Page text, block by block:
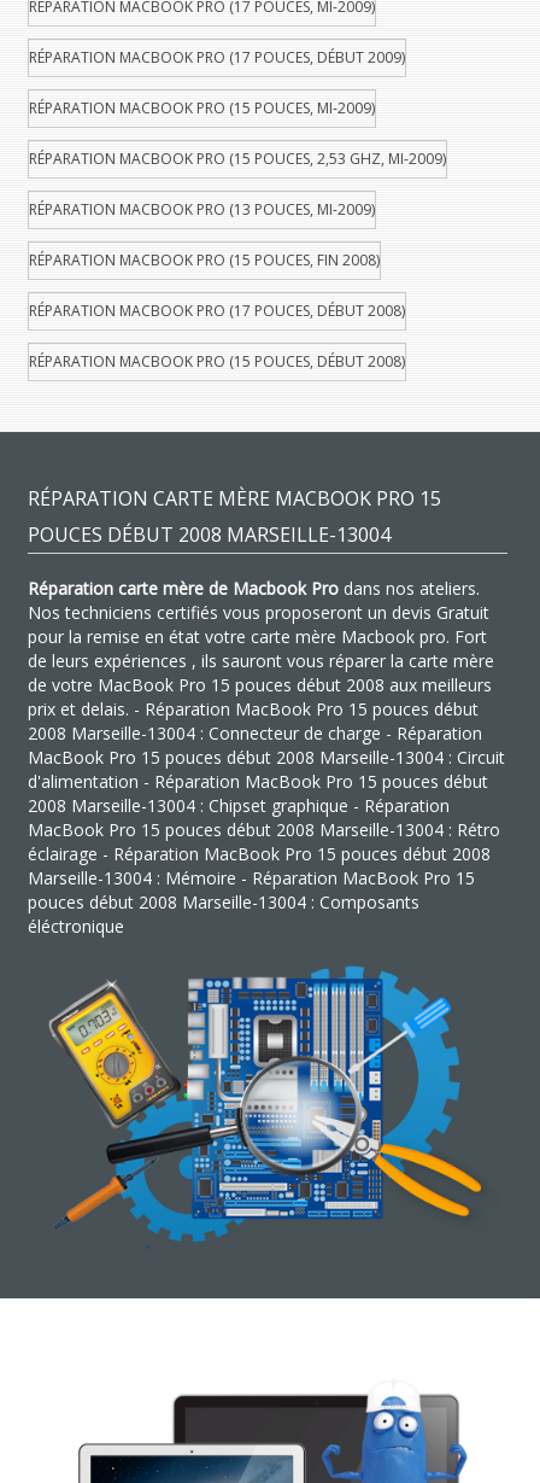
RÉPARATION MACBOOK PRO (17 POUCES, MI-2009)
RÉPARATION MACBOOK PRO (17 POUCES, DÉBUT 2009)
RÉPARATION MACBOOK PRO (15 POUCES, MI-2009)
RÉPARATION MACBOOK PRO (15 POUCES, 2,53 GHZ, MI-2009)
RÉPARATION MACBOOK PRO (13 POUCES, MI-2009)
RÉPARATION MACBOOK PRO (15 POUCES, FIN 2008)
RÉPARATION MACBOOK PRO (17 POUCES, DÉBUT 2008)
RÉPARATION MACBOOK PRO (15 POUCES, DÉBUT 2008)
RÉPARATION CARTE MÈRE MACBOOK PRO 15
POUCES DÉBUT 2008 MARSEILLE-13004
Réparation carte mère de Macbook Prodans nos ateliers.
Nos techniciens certifiés vous proposeront un devis Gratuit
pour la remise en état votre carte mère Macbook pro. Fort
de leurs expériences , ils sauront vous réparer la carte mère
de votre MacBook Pro 15 pouces début 2008 aux meilleurs
prix et delais. - Réparation MacBook Pro 15 pouces début
2008 Marseille-13004 : Connecteur de charge - Réparation
MacBook Pro 15 pouces début 2008 Marseille-13004 : Circuit
d'alimentation - Réparation MacBook Pro 15 pouces début
2008 Marseille-13004 : Chipset graphique - Réparation
MacBook Pro 15 pouces début 2008 Marseille-13004 : Rétro
éclairage - Réparation MacBook Pro 15 pouces début 2008
Marseille-13004 : Mémoire - Réparation MacBook Pro 15
pouces début 2008 Marseille-13004 : Composants
éléctronique